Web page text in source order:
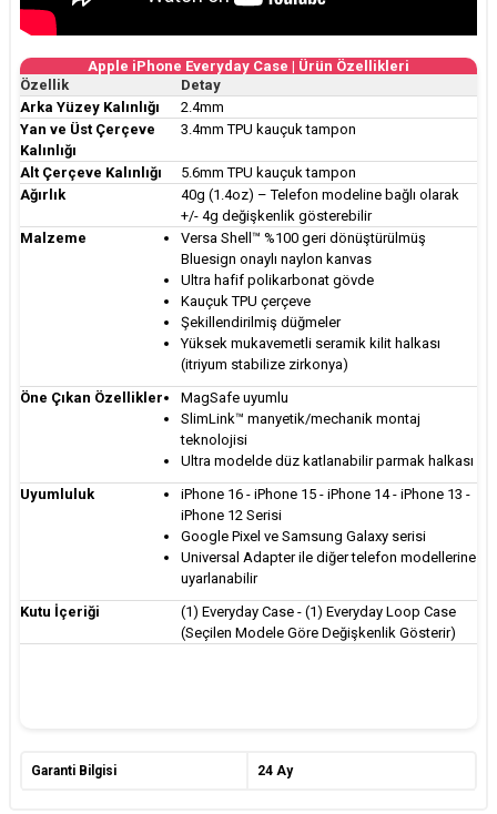
Apple iPhone Everyday Case | Ürün Özellikleri
Özellik
Detay
Arka Yüzey Kalınlığı
2.4mm
Yan ve Üst Çerçeve
Kalınlığı
3.4mm TPU kauçuk tampon
Alt Çerçeve Kalınlığı
5.6mm TPU kauçuk tampon
Ağırlık
40g (1.4oz) – Telefon modeline bağlı olarak
+/- 4g değişkenlik gösterebilir
Malzeme
Versa Shell™ %100 geri dönüştürülmüş
Bluesign onaylı naylon kanvas
Ultra hafif polikarbonat gövde
Kauçuk TPU çerçeve
Şekillendirilmiş düğmeler
Yüksek mukavemetli seramik kilit halkası
(itriyum stabilize zirkonya)
Öne Çıkan Özellikler
MagSafe uyumlu
SlimLink™ manyetik/mechanik montaj
teknolojisi
Ultra modelde düz katlanabilir parmak halkası
Uyumluluk
iPhone 16 - iPhone 15 - iPhone 14 - iPhone 13 -
iPhone 12 Serisi
Google Pixel ve Samsung Galaxy serisi
Universal Adapter ile diğer telefon modellerine
uyarlanabilir
Kutu İçeriği
(1) Everyday Case - (1) Everyday Loop Case
(Seçilen Modele Göre Değişkenlik Gösterir)
Garanti Bilgisi 24 Ay